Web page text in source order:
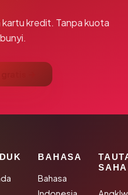
kredit. Tanpa kuota
→
BAHASA
Bahasa